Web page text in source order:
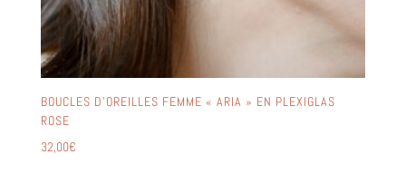
BOUCLES D’OREILLES FEMME « ARIA » EN PLEXIGLAS
ROSE
32,00€